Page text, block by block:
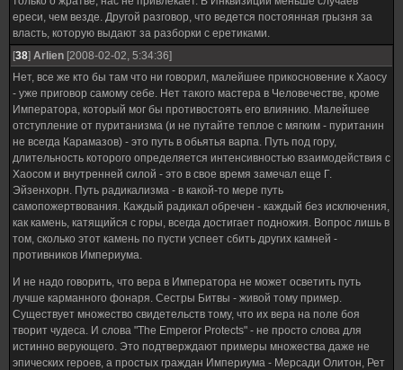
ереси, чем везде. Другой разговор, что ведется постоянная грызня за
власть, которую выдают за разборки с еретиками.
[38] Arlien [2008-02-02, 5:34:36]
Нет, все же кто бы там что ни говорил, малейшее прикосновение к Хаосу
- уже приговор самому себе. Нет такого мастера в Человечестве, кроме
Императора, который мог бы противостоять его влиянию. Малейшее
отступление от пуританизма (и не путайте теплое с мягким - пуританин
не всегда Карамазов) - это путь в обьятья варпа. Путь под гору,
длительность которого определяется интенсивностью взаимодействия с
Хаосом и внутренней силой - это в свое время замечал еще Г.
Эйзенхорн. Путь радикализма - в какой-то мере путь
самопожертвования. Каждый радикал обречен - каждый без исключения,
как камень, катящийся с горы, всегда достигает подножия. Вопрос лишь в
том, сколько этот камень по пусти успеет сбить других камней -
противников Империума.
И не надо говорить, что вера в Императора не может осветить путь
лучше карманного фонаря. Сестры Битвы - живой тому пример.
Существует множество свидетельств тому, что их вера на поле боя
творит чудеса. И слова "The Emperor Protects" - не просто слова для
истинно верующего. Это подтверждают примеры множества даже не
эпических героев, а простых граждан Империума - Мерсади Олитон, Рет